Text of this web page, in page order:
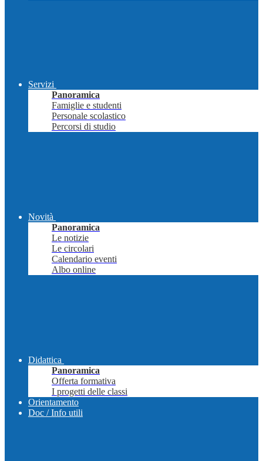
Servizi
Panoramica
Famiglie e studenti
Personale scolastico
Percorsi di studio
Novità
Panoramica
Le notizie
Le circolari
Calendario eventi
Albo online
Didattica
Panoramica
Offerta formativa
I progetti delle classi
Orientamento
Doc / Info utili